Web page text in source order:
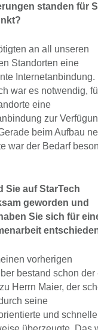
standen für
an all unseren
Standorten eine
Internetanbindung.
war es notwendig,
eine
zur
beim Aufbau
war der Bedarf
Sie auf StarTech
geworden und
Sie sich für
vorherigen
bestand schon der
Herrn Maier, der
seine
und schnelle